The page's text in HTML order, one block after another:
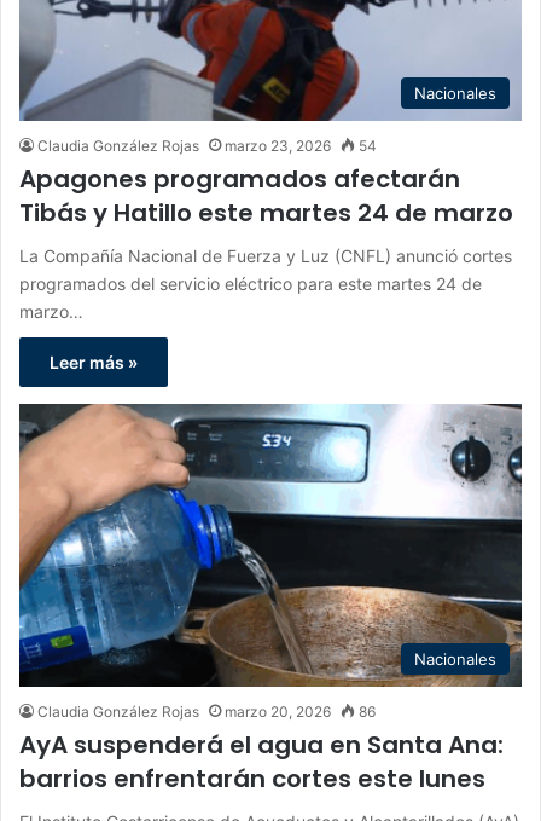
Nacionales
Claudia González Rojas marzo 23, 2026 54
Apagones programados afectarán
Tibás y Hatillo este martes 24 de marzo
La Compañía Nacional de Fuerza y Luz (CNFL) anunció cortes
programados del servicio eléctrico para este martes 24 de
marzo…
Leer más »
Nacionales
Claudia González Rojas marzo 20, 2026 86
AyA suspenderá el agua en Santa Ana:
barrios enfrentarán cortes este lunes